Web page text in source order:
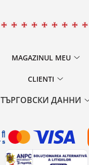
MAGAZINUL MEU
CLIENTI
ТЪРГОВСКИ ДАННИ